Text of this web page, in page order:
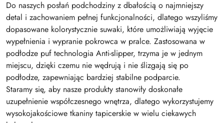
Do naszych posłań podchodziny z dbałością o najmniejszy
detal i zachowaniem pełnej funkcjonalności, dlatego wszyliśmy
dopasowane kolorystycznie suwaki, które umożliwiają wyjęcie
wypełnienia i wypranie pokrowca w pralce. Zastosowana w
podłodze puf technologia Anti-slipper, trzyma je w jednym
miejscu, dzięki czemu nie wędrują i nie ślizgają się po
podłodze, zapewniając bardziej stabilne podparcie.
Staramy się, aby nasze produkty stanowiły doskonałe
uzupełnienie współczesnego wnętrza, dlatego wykorzystujemy
wysokojakościowe tkaniny tapicerskie w wielu ciekawych